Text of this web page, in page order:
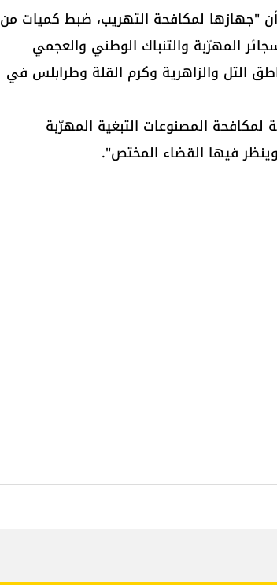
أن "جهازها لمكافحة التهريب، ضبط كميات من
المهرّبة والتنباك الوطني والعجمي
التل والزاهرية وكرم القلة و​طرابلس​ في
المصنوعات التبغية المهرّبة
فيها القضاء المختص".